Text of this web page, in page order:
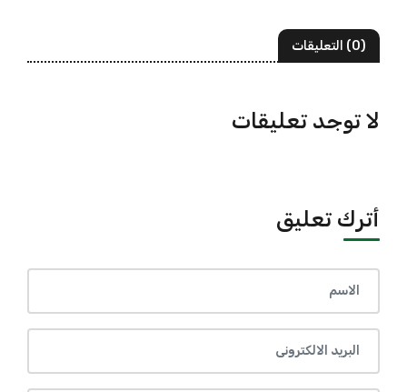
(0) التعليقات
لا توجد تعليقات
أترك تعليق